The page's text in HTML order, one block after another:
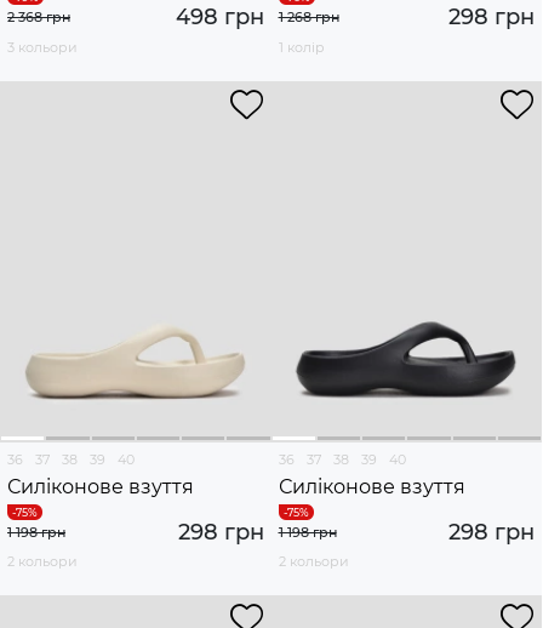
498 грн
2 368 грн
3 кольори
298 грн
1 268 грн
1 колір
36 37 38 39 40
Силіконове взуття
298 грн
1 198 грн
2 кольори
36 37 38 39 40
Силіконове взуття
298 грн
1 198 грн
2 кольори